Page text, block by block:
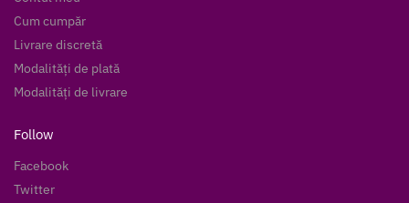
Cum cumpăr
Livrare discretă
Modalități de plată
Modalități de livrare
Follow
Facebook
Twitter